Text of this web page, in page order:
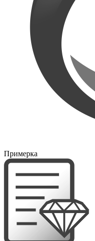
Примерка